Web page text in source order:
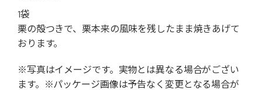
1袋
栗の殻つきで、栗本来の風味を残したまま焼きあげて
おります。
※写真はイメージです。実物とは異なる場合がござい
ます。※パッケージ画像は予告なく変更となる場合が